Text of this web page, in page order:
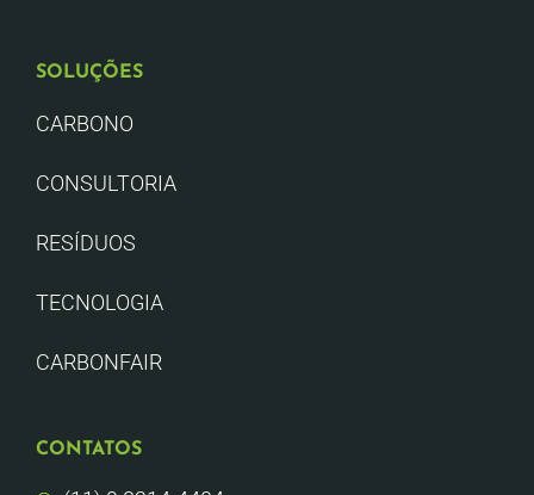
SOLUÇÕES
CARBONO
CONSULTORIA
RESÍDUOS
TECNOLOGIA
CARBONFAIR
CONTATOS